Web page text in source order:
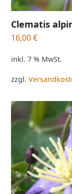
Clematis
16,00€
inkl. 7 % MwSt.
zzgl.